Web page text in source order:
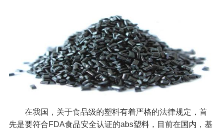
在我国，关于食品级的塑料有着严格的法律规定，首
先是要符合FDA食品安全认证的abs塑料，目前在国内，基